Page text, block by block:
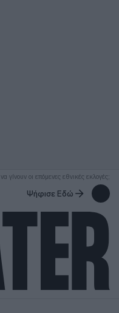
γίνουν οι επόμενες εθνικές εκλογές;
Ψήφισε Εδώ